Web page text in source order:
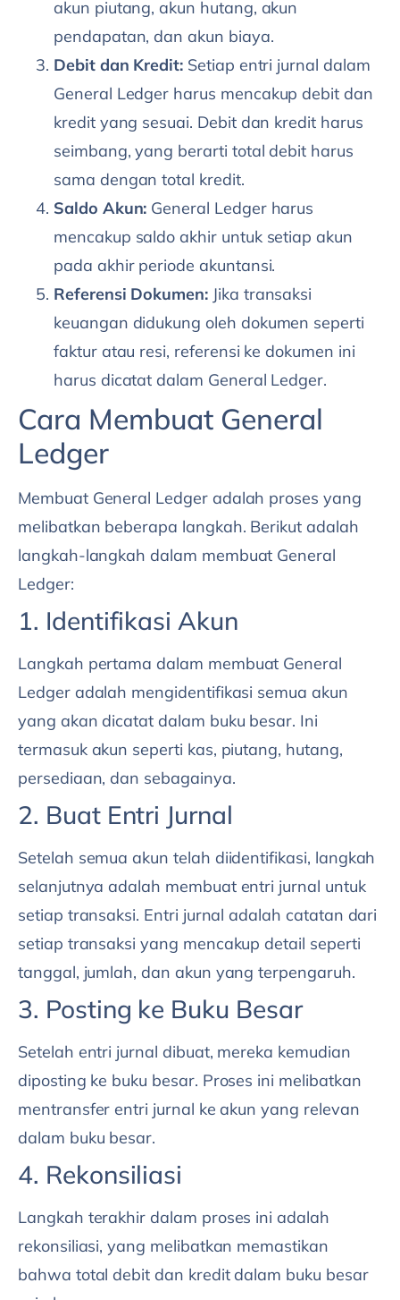
akun piutang, akun hutang, akun
pendapatan, dan akun biaya.
Debit dan Kredit: Setiap entri jurnal dalam
General Ledger harus mencakup debit dan
kredit yang sesuai. Debit dan kredit harus
seimbang, yang berarti total debit harus
sama dengan total kredit.
Saldo Akun: General Ledger harus
mencakup saldo akhir untuk setiap akun
pada akhir periode akuntansi.
Referensi Dokumen: Jika transaksi
keuangan didukung oleh dokumen seperti
faktur atau resi, referensi ke dokumen ini
harus dicatat dalam General Ledger.
Cara Membuat General
Ledger
Membuat General Ledger adalah proses yang
melibatkan beberapa langkah. Berikut adalah
langkah-langkah dalam membuat General
Ledger:
1. Identifikasi Akun
Langkah pertama dalam membuat General
Ledger adalah mengidentifikasi semua akun
yang akan dicatat dalam buku besar. Ini
termasuk akun seperti kas, piutang, hutang,
persediaan, dan sebagainya.
2. Buat Entri Jurnal
Setelah semua akun telah diidentifikasi, langkah
selanjutnya adalah membuat entri jurnal untuk
setiap transaksi. Entri jurnal adalah catatan dari
setiap transaksi yang mencakup detail seperti
tanggal, jumlah, dan akun yang terpengaruh.
3. Posting ke Buku Besar
Setelah entri jurnal dibuat, mereka kemudian
diposting ke buku besar. Proses ini melibatkan
mentransfer entri jurnal ke akun yang relevan
dalam buku besar.
4. Rekonsiliasi
Langkah terakhir dalam proses ini adalah
rekonsiliasi, yang melibatkan memastikan
bahwa total debit dan kredit dalam buku besar